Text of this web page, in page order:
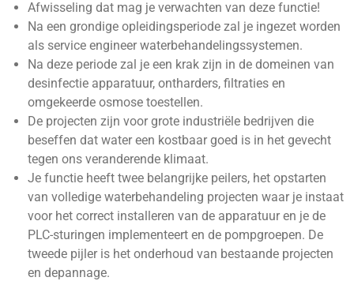
Afwisseling dat mag je verwachten van deze functie!
Na een grondige opleidingsperiode zal je ingezet worden
als service engineer waterbehandelingssystemen.
Na deze periode zal je een krak zijn in de domeinen van
desinfectie apparatuur, ontharders, filtraties en
omgekeerde osmose toestellen.
De projecten zijn voor grote industriële bedrijven die
beseffen dat water een kostbaar goed is in het gevecht
tegen ons veranderende klimaat.
Je functie heeft twee belangrijke peilers, het opstarten
van volledige waterbehandeling projecten waar je instaat
voor het correct installeren van de apparatuur en je de
PLC-sturingen implementeert en de pompgroepen. De
tweede pijler is het onderhoud van bestaande projecten
en depannage.